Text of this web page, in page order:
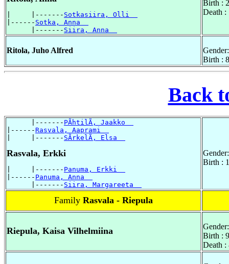
|     |------- Sotkasiira, Olli
|------ Sotka, Anna
      |-------
Siira, Anna
Birth :
Death :
Ritola, Juho Alfred
Birth :
Back
      |-------
PÃhtilÃ, Jaakko
|------Rasvala, Aaprami
|     |------- SÃrkelÃ, Elsa
Rasvala, Erkki
|     |------- Panuma, Erkki
|------ Panuma, Anna
      |-------
Siira, Margareeta
Birth :
Family Rasvala - Riepula
Riepula, Kaisa Vilhelmiina
Birth :
Death :